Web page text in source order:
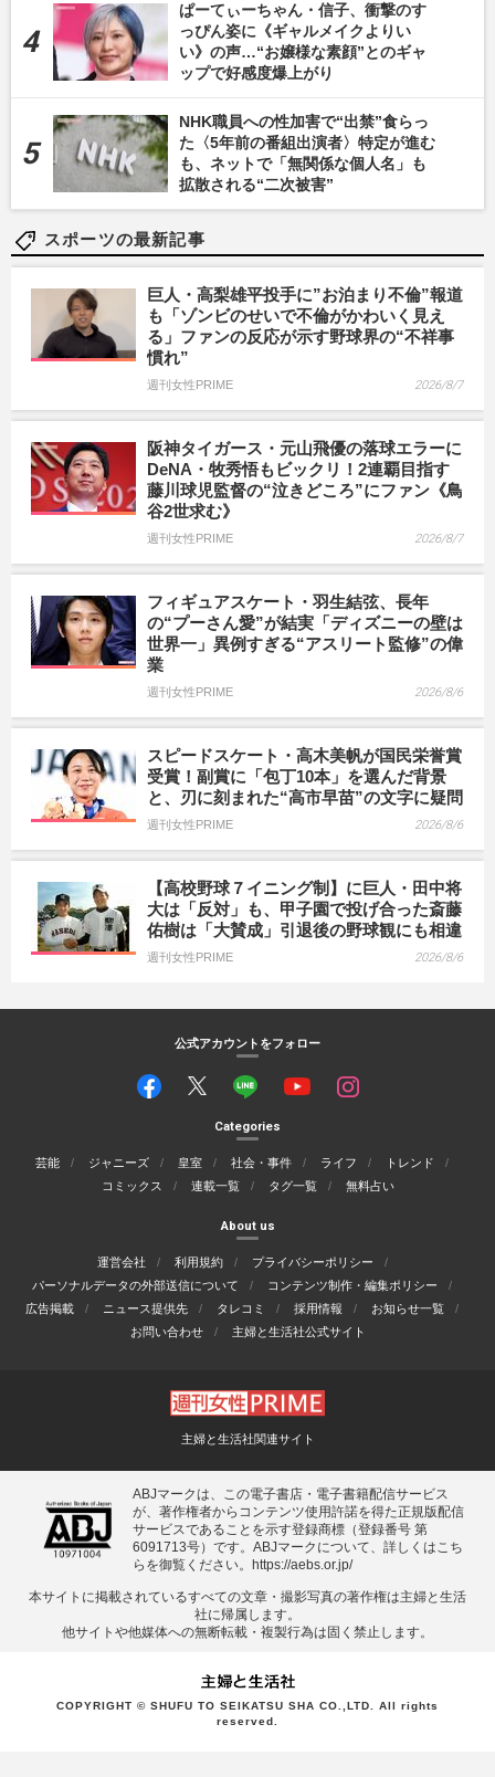
ぱーてぃーちゃん・信子、衝撃のす
っぴん姿に《ギャルメイクよりい
い》の声…“お嬢様な素顔”とのギャ
ップで好感度爆上がり
NHK職員への性加害で“出禁”食らっ
た〈5年前の番組出演者〉特定が進む
も、ネットで「無関係な個人名」も
拡散される“二次被害”
スポーツの最新記事
巨人・高梨雄平投手に”お泊まり不倫”報道
も「ゾンビのせいで不倫がかわいく見え
る」ファンの反応が示す野球界の“不祥事
慣れ”
週刊女性PRIME 2026/8/7
阪神タイガース・元山飛優の落球エラーに
DeNA・牧秀悟もビックリ！2連覇目指す
藤川球児監督の“泣きどころ”にファン《鳥
谷2世求む》
週刊女性PRIME 2026/8/7
フィギュアスケート・羽生結弦、長年
の“プーさん愛”が結実「ディズニーの壁は
世界一」異例すぎる“アスリート監修”の偉
業
週刊女性PRIME 2026/8/6
スピードスケート・高木美帆が国民栄誉賞
受賞！副賞に「包丁10本」を選んだ背景
と、刃に刻まれた“高市早苗”の文字に疑問
週刊女性PRIME 2026/8/6
【高校野球７イニング制】に巨人・田中将
大は「反対」も、甲子園で投げ合った斎藤
佑樹は「大賛成」引退後の野球観にも相違
週刊女性PRIME 2026/8/6
公式アカウントをフォロー
Categories
芸能 ジャニーズ 皇室 社会・事件 ライフ
トレンド
コミックス
連載一覧 タグ一覧 無料占い
About us
運営会社 利用規約
プライバシーポリシー
パーソナルデータの外部送信について
コンテンツ制作・編集ポリシー
広告掲載
ニュース提供先 タレコミ 採用情報
お知らせ一覧
お問い合わせ
主婦と生活社公式サイト
主婦と生活社関連サイト
ABJマークは、この電子書店・電子書籍配信サービス
が、著作権者からコンテンツ使用許諾を得た正規版配信
サービスであることを示す登録商標（登録番号 第
6091713号）です。ABJマークについて、詳しくはこち
らを御覧ください。
https://aebs.or.jp/
本サイトに掲載されているすべての⽂章・撮影写真の著作権は主婦と⽣活
社に帰属します。
他サイトや他媒体への無断転載・複製⾏為は固く禁⽌します。
COPYRIGHT © SHUFU TO SEIKATSU SHA CO.,LTD. All rights
reserved.